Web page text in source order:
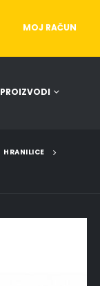
MOJ RAČUN
PROIZVODI
HRANILICE